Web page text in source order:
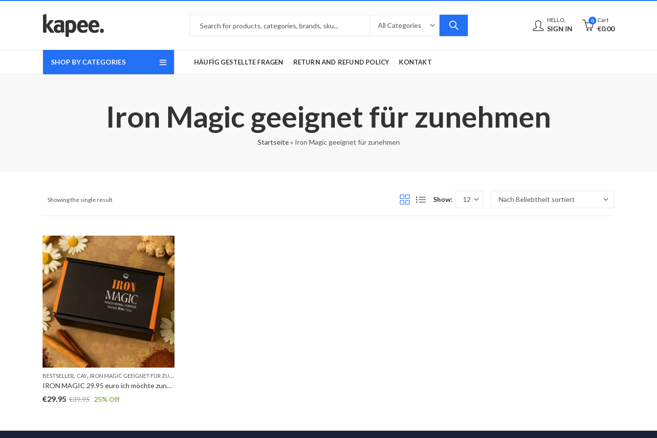
HELLO,
SIGN IN
0 Cart
€0.00
SHOP BY CATEGORIES HÄUFİG GESTELLTE FRAGEN RETURN AND REFUND POLICY KONTAKT
Iron Magic geeignet für zunehmen
Startseite» Iron Magic geeignet für zunehmen
Showing the single result Show:
BESTSELLER, CAY, IRON MAGIC GEEIGNET FÜR ZUNEHMEN
IRON MAGIC 29.95 euro ich möchte zunehmen
€29.95 €39.95 25% Off